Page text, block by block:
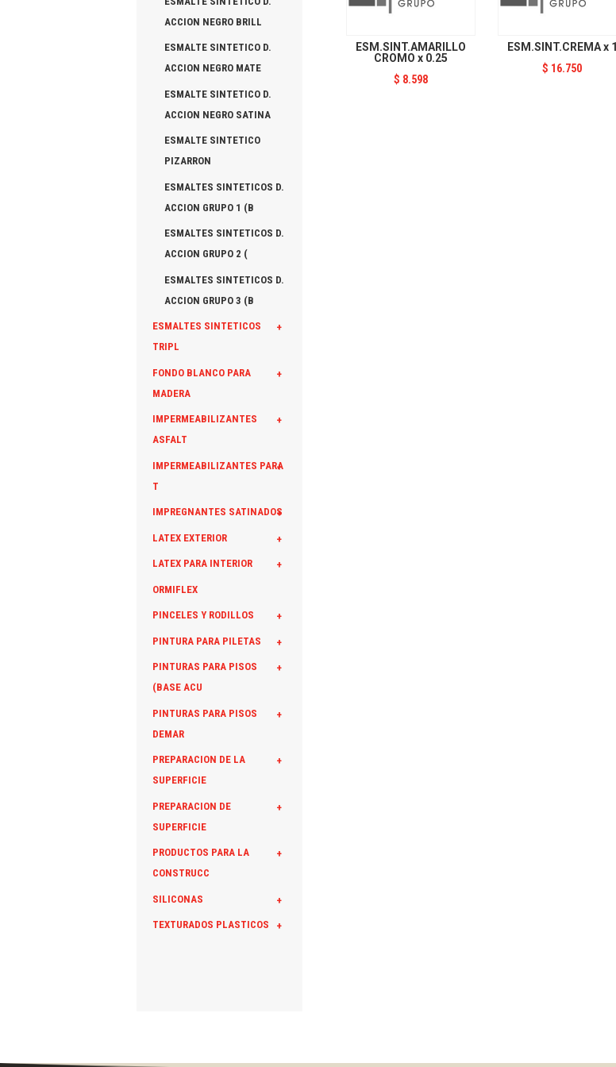
ACCION NEGRO BRILL
ESMALTE SINTETICO D.
ACCION NEGRO MATE
ESMALTE SINTETICO D.
ACCION NEGRO SATINA
ESMALTE SINTETICO
PIZARRON
ESMALTES SINTETICOS D.
ACCION GRUPO 1 (B
ESMALTES SINTETICOS D.
ACCION GRUPO 2 (
ESMALTES SINTETICOS D.
ACCION GRUPO 3 (B
+
ESMALTES SINTETICOS
TRIPL
+
FONDO BLANCO PARA
MADERA
+
IMPERMEABILIZANTES
ASFALT
+
IMPERMEABILIZANTES PARA
T
+
IMPREGNANTES SATINADOS
+
LATEX EXTERIOR
+
LATEX PARA INTERIOR
ORMIFLEX
+
PINCELES Y RODILLOS
+
PINTURA PARA PILETAS
+
PINTURAS PARA PISOS
(BASE ACU
+
PINTURAS PARA PISOS
DEMAR
+
PREPARACION DE LA
SUPERFICIE
+
PREPARACION DE
SUPERFICIE
+
PRODUCTOS PARA LA
CONSTRUCC
+
SILICONAS
+
TEXTURADOS PLASTICOS
ESM.SINT.AMARILLO
CROMO x 0.25
$ 8.598
ESM.SINT.CREMA x 1
$ 16.750